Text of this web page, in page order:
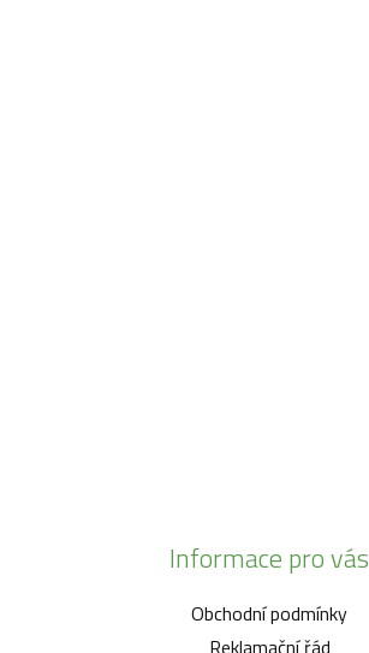
Informace pro vás
Obchodní podmínky
Reklamační řád